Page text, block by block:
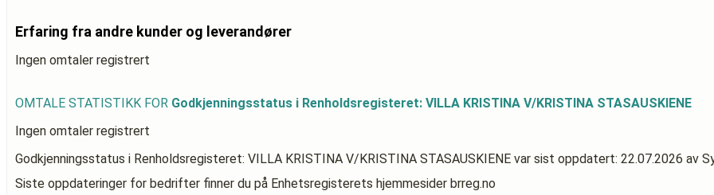
Erfaring fra andre kunder og leverandører
Ingen omtaler registrert
OMTALE STATISTIKK FOR Godkjenningsstatus i Renholdsregisteret: VILLA KRISTINA V/KRISTINA STASAUSKIENE
Ingen omtaler registrert
Godkjenningsstatus i Renholdsregisteret: VILLA KRISTINA V/KRISTINA STASAUSKIENE var sist oppdatert: 22.07.2026 av
Siste oppdateringer for bedrifter finner du på Enhetsregisterets hjemmesider brreg.no